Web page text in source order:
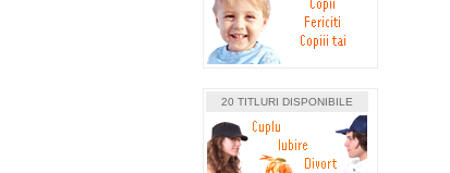
20 TITLURI DISPONIBILE